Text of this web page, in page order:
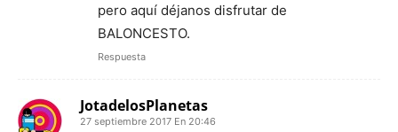
pero aquí déjanos disfrutar de
BALONCESTO.
Respuesta
JotadelosPlanetas
27 septiembre 2017 En 20:46